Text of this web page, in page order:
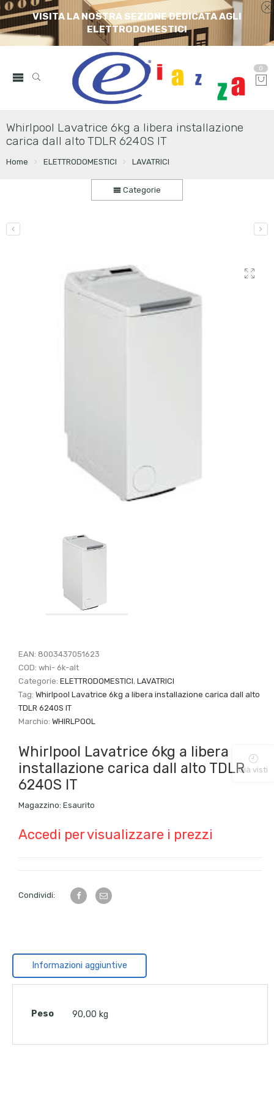
VISITA LA NOSTRA SEZIONE DEDICATA AGLI
ELETTRODOMESTICI
0
Whirlpool Lavatrice 6kg a libera installazione
carica dall alto TDLR 6240S IT
Home ELETTRODOMESTICI LAVATRICI
Categorie
EAN: 8003437051623
COD:whi- 6k-alt
Categorie:ELETTRODOMESTICI,LAVATRICI
Tag:Whirlpool Lavatrice 6kg a libera installazione carica dall alto
TDLR 6240S IT
Marchio:WHIRLPOOL
Whirlpool Lavatrice 6kg a libera
installazione carica dall alto TDLR
6240S IT
Magazzino: Esaurito
Accedi per visualizzare i prezzi
Condividi:
Informazioni aggiuntive
Peso 90,00 kg
Già visti